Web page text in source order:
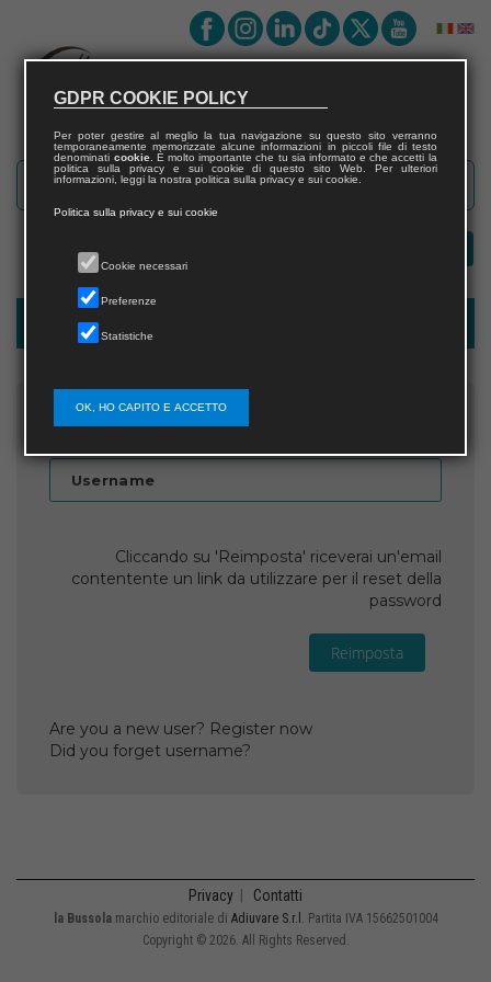
Password recovery
Inserisci il nome utente
Username
Cliccando su 'Reimposta' riceverai un'email
contentente un link da utilizzare per il reset della
password
Reimposta
Are you a new user? Register now
Did you forget username?
Privacy Contatti
la Bussolamarchio editoriale di Adiuvare S.r.l. Partita IVA 15662501004
Copyright © 2026. All Rights Reserved.
GDPR COOKIE POLICY
Per poter gestire al meglio la tua navigazione su questo sito verranno
temporaneamente memorizzate alcune informazioni in piccoli file di testo
denominati cookie. È molto importante che tu sia informato e che accetti la
politica sulla privacy e sui cookie di questo sito Web. Per ulteriori
informazioni, leggi la nostra politica sulla privacy e sui cookie.
Politica sulla privacy e sui cookie
Cookie necessari
Preferenze
Statistiche
OK, HO CAPITO E ACCETTO